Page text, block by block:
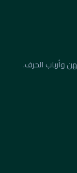
وأرباب الحرف.